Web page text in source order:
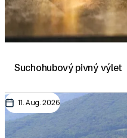
Suchohubový pivný výlet
11. Aug. 2026